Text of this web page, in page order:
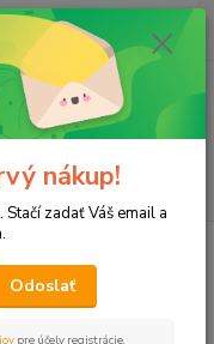
Menu
ks
za0 €
nákup!
zadať Váš email a
Odoslať
pre účely registrácie.